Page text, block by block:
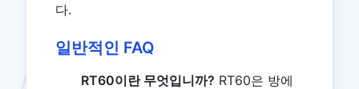
다.
일반적인 FAQ
RT60이란 무엇입니까? RT60은 방에